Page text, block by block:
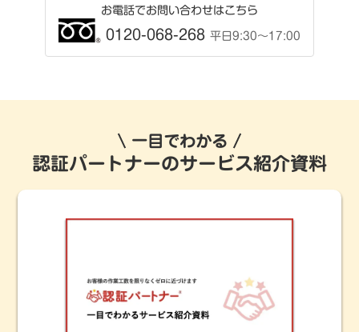
お電話でお問い合わせはこちら
0120-068-268 平日9:30〜17:00
一目でわかる
認証パートナーのサービス紹介資料